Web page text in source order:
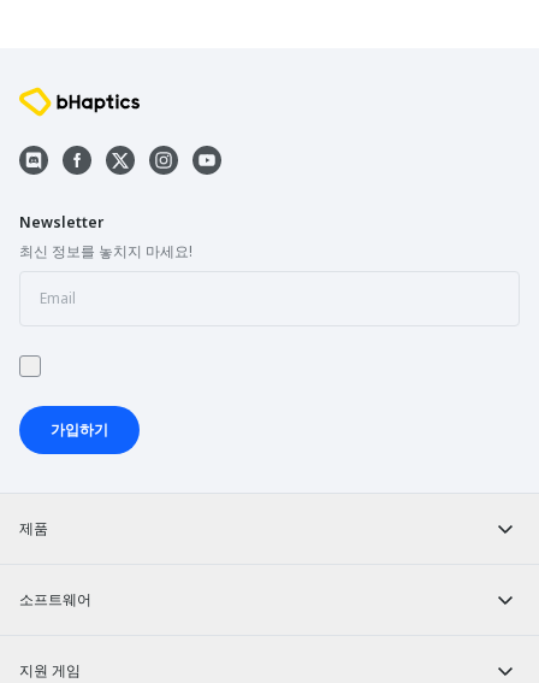
제품
소프트웨어
지원 게임
Newsletter
최신 정보를 놓치지 마세요!
가입하기